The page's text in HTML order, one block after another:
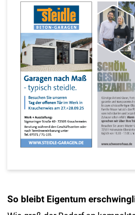
So bleibt Eigentum